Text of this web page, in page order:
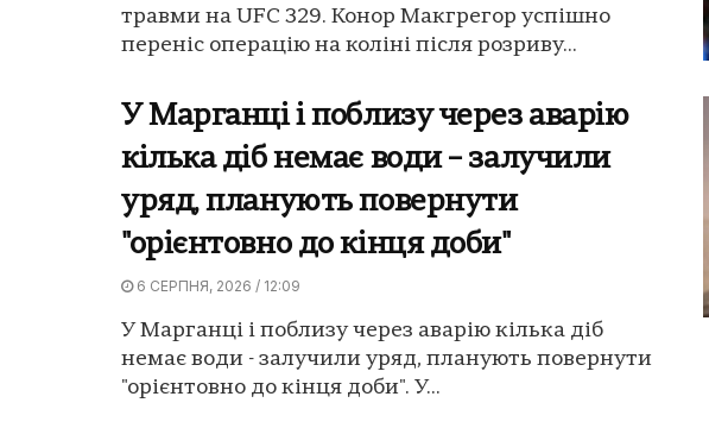
травми на UFC 329. Конор Макгрегор успішно
переніс операцію на коліні після розриву...
У Марганці і поблизу через аварію
кілька діб немає води – залучили
уряд, планують повернути
"орієнтовно до кінця доби"
6 СЕРПНЯ, 2026 / 12:09
У Марганці і поблизу через аварію кілька діб
немає води - залучили уряд, планують повернути
"орієнтовно до кінця доби". У...